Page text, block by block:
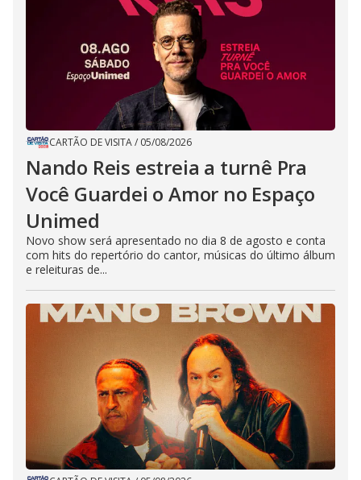
CARTÃO DE VISITA/ 05/08/2026
Nando Reis estreia a turnê Pra
Você Guardei o Amor no Espaço
Unimed
Novo show será apresentado no dia 8 de agosto e conta
com hits do repertório do cantor, músicas do último álbum
e releituras de...